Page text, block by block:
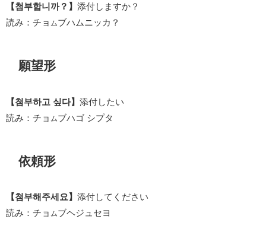
【첨부합니까？】 添付しますか？
読み：チョ ムブハムニッカ？
願望形
【첨부하고 싶다】 添付したい
読み：チョ ムブハゴ シプタ
依頼形
【첨부해주세요】 添付してください
読み：チョ ムブヘジュセヨ